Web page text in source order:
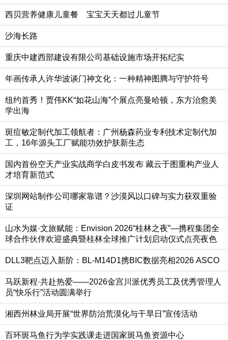
西贝营养健康儿童餐 宝宝天天都过儿童节
沙海长路
重庆中建西部建设有限公司基础设施市场开拓纪实
年画传承人许华波谈门神文化：一种精神图腾与守护符号
纽约首秀！贾伟KK“如花山海”个展点亮曼哈顿，东方治愈美
学出海
斑痘敏定制代加工领航者：广州杨森药业专利技术定制代加
工，16年源头工厂赋能功效护肤新生态
国内首份空天产业实战商学白皮书发布 藏云于图重构产业人
才培育新范式
深圳网站制作公司哪家靠谱？沙漠风以口碑与实力获双重验
证
山水为媒·文旅赋能：Envision 2026“桂林之夜”—携程集团全
球合作伙伴欢迎盛典暨桂林全球推广计划启动仪式点亮夜色
DLL3靶点迈入新阶：BL-M14D1携BIC数据亮相2026 ASCO
马跃新程·共赴热爱——2026金宫川派优秀员工及优秀管理人
员“快乐行”活动圆满举行
湘西州林业局开展“世界防治荒漠化与干旱日”宣传活动
百环斑马鱼行为学实践课走进国家斑马鱼资源中心